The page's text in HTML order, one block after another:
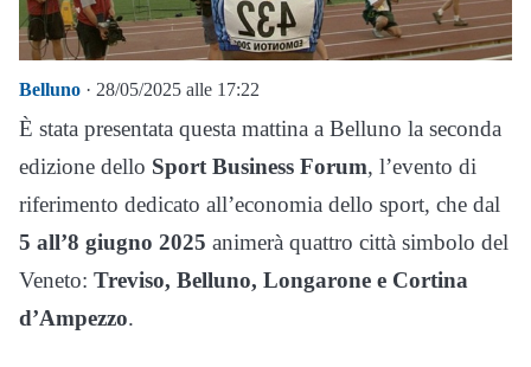
Belluno · 28/05/2025 alle 17:22
È stata presentata questa mattina a Belluno la seconda
edizione dello Sport Business Forum, l’evento di
riferimento dedicato all’economia dello sport, che dal
5 all’8 giugno 2025 animerà quattro città simbolo del
Veneto: Treviso, Belluno, Longarone e Cortina
d’Ampezzo.